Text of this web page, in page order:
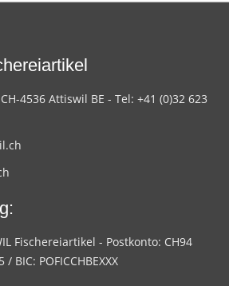
4536 Attiswil BE - Tel: +41 (0)32 623
Fischereiartikel - Postkonto: CH94
BIC: POFICCHBEXXX